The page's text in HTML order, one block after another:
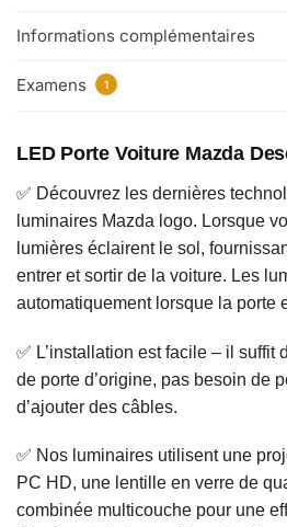
Informations complémentaires
Examens 1
LED Porte Voiture Mazda
✅ Découvrez les dernières
luminaires Mazda logo. Lorsque
lumières éclairent le sol,
entrer et sortir de la voiture. Les
automatiquement lorsque la porte
✅ L’installation est facile – il suffit
de porte d’origine, pas besoin de
d’ajouter des câbles.
✅ Nos luminaires utilisent une
PC HD, une lentille en verre de
combinée multicouche pour une